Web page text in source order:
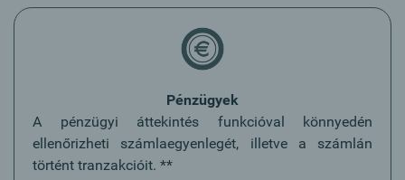
Pénzügyek
A pénzügyi áttekintés funkcióval könnyedén
ellenőrizheti számlaegyenlegét, illetve a számlán
történt tranzakcióit. **